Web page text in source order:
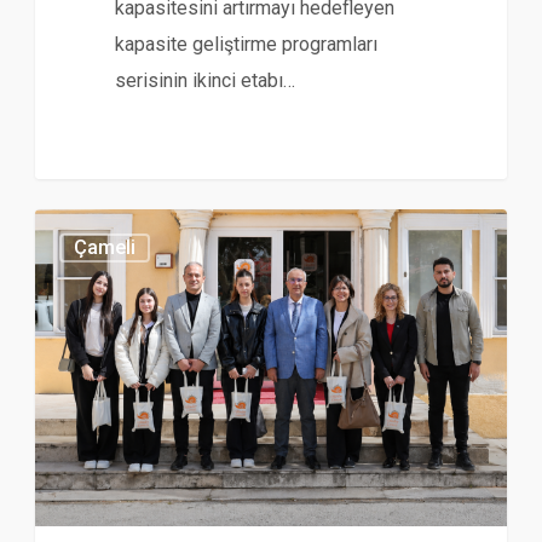
kapasitesini artırmayı hedefleyen
kapasite geliştirme programları
serisinin ikinci etabı…
Çameli